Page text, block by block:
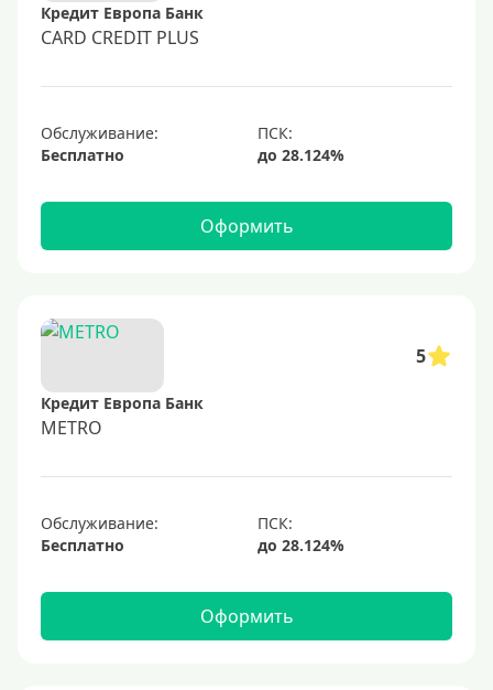
70000 руб
150000 руб
250000 руб
300000 руб
500000 руб
600000 руб
700000 руб
С большим лимитом
Безлимитные
Кредит Европа Банк
CARD CREDIT PLUS
Обслуживание:
Бесплатно
Оформить
5
Кредит Европа Банк
METRO
Обслуживание:
Бесплатно
Оформить